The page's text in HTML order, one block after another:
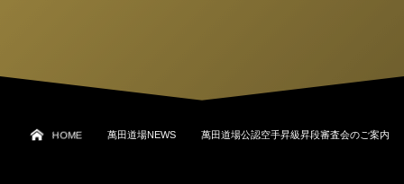
HOME 萬田道場NEWS 萬田道場公認空手昇級昇段審査会のご案内